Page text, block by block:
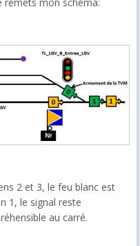
2 et 3, le feu blanc est
1, le signal reste
au carré.